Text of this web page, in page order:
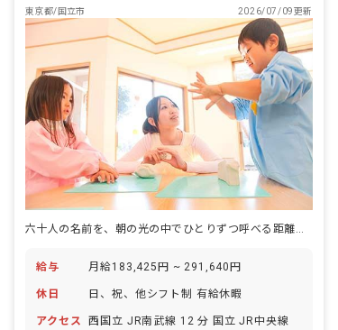
東京都/国立市
2026/07/09更新
六十人の名前を、朝の光の中でひとりずつ呼べる距離がある。
給与 月給183,425円 ~ 291,640円
休日 日、祝、他シフト制 有給休暇
アクセス
西国立 JR南武線 12 分 国立 JR中央線